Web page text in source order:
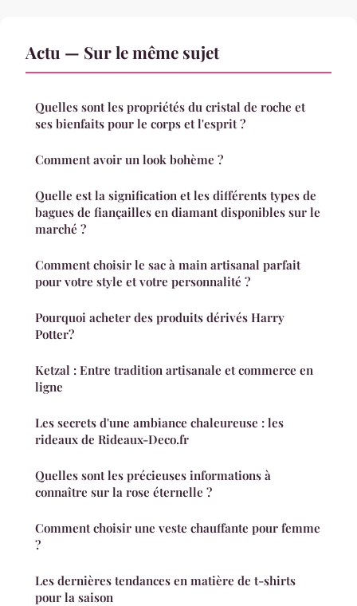
Actu — Sur le même sujet
Quelles sont les propriétés du cristal de roche et
ses bienfaits pour le corps et l'esprit ?
Comment avoir un look bohème ?
Quelle est la signification et les différents types de
bagues de fiançailles en diamant disponibles sur le
marché ?
Comment choisir le sac à main artisanal parfait
pour votre style et votre personnalité ?
Pourquoi acheter des produits dérivés Harry
Potter?
Ketzal : Entre tradition artisanale et commerce en
ligne
Les secrets d'une ambiance chaleureuse : les
rideaux de Rideaux-Deco.fr
Quelles sont les précieuses informations à
connaître sur la rose éternelle ?
Comment choisir une veste chauffante pour femme
?
Les dernières tendances en matière de t-shirts
pour la saison